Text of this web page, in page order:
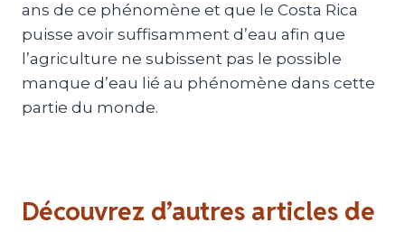
ans de ce phénomène et que le Costa Rica
puisse avoir suffisamment d’eau afin que
l’agriculture ne subissent pas le possible
manque d’eau lié au phénomène dans cette
partie du monde.
Découvrez d’autres articles de